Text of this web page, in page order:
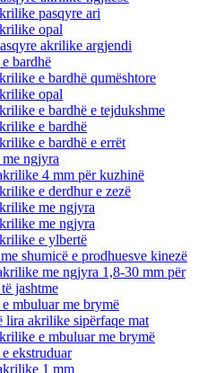
pasqyre ari
opal
akrilike argjendi
bardhë
e bardhë qumështore
opal
e bardhë e tejdukshme
e bardhë
e bardhë e errët
ngjyra
4 mm për kuzhinë
e derdhur e zezë
me ngjyra
me ngjyra
e ylbertë
shumicë e prodhuesve kinezë
me ngjyra 1,8-30 mm për
jashtme
mbuluar me brymë
lira akrilike sipërfaqe mat
e mbuluar me brymë
ekstruduar
1 mm